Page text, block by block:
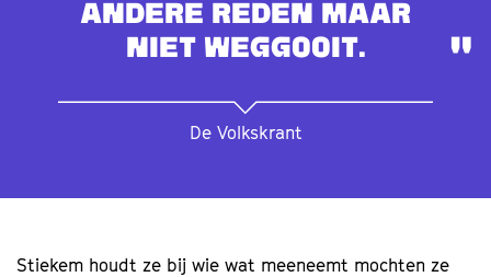
andere reden maar
niet weggooit.
De Volkskrant
Stiekem houdt ze bij wie wat meeneemt mochten ze